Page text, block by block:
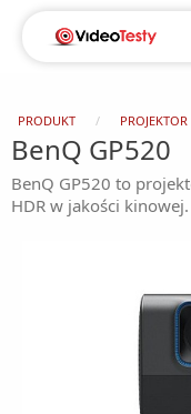
PRODUKT PROJEKTOR
BenQ GP520
BenQ GP520 to
HDR w jakości kinowej.